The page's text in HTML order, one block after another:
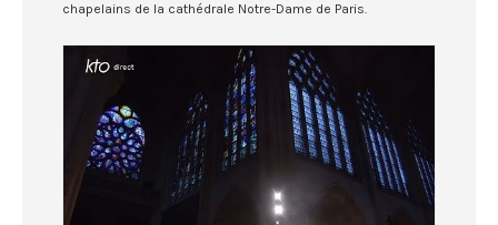
chapelains de la cathédrale Notre-Dame de Paris.